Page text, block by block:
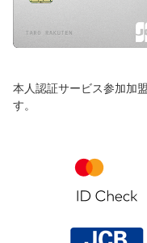
本人認証サービス参加加
す。